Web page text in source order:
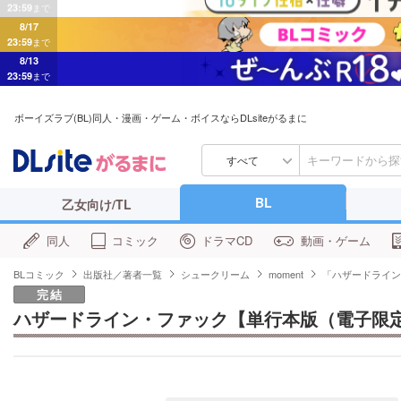
8/17
23:59まで
8/13
23:59まで
ボーイズラブ(BL)同人・漫画・ゲーム・ボイスならDLsiteがるまに
すべて
乙女向け/TL BL
同人 コミック ドラマCD 動画・ゲーム
BLコミック 出版社／著者一覧 シュークリーム moment 「ハザードライ
完結
ハザードライン・ファック【単行本版（電子限